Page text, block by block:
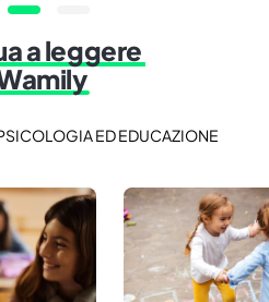
a leggere
ED EDUCAZIONE